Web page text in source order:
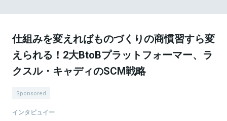
仕組みを変えればものづくりの商慣習すら変
えられる！2大BtoBプラットフォーマー、ラ
クスル・キャディのSCM戦略
Sponsored
インタビュイー